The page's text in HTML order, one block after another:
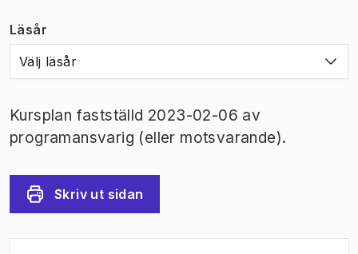
Läsår
Välj läsår
Kursplan fastställd 2023-02-06 av
programansvarig (eller motsvarande).
Skriv ut sidan